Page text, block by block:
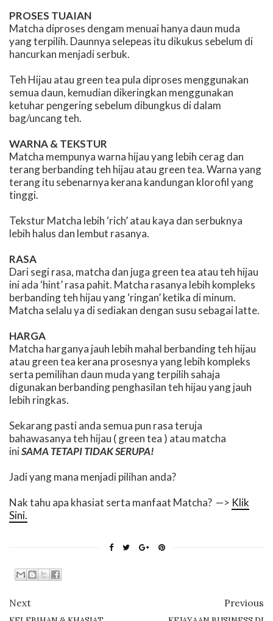
PROSES TUAIAN
Matcha diproses dengam menuai hanya daun muda
yang terpilih. Daunnya selepeas itu dikukus sebelum di
hancurkan menjadi serbuk.
Teh Hijau atau green tea pula diproses menggunakan
semua daun, kemudian dikeringkan menggunakan
ketuhar pengering sebelum dibungkus di dalam
bag/uncang teh.
WARNA & TEKSTUR
Matcha mempunya warna hijau yang lebih cerag dan
terang berbanding teh hijau atau green tea. Warna yang
terang itu sebenarnya kerana kandungan klorofil yang
tinggi.
Tekstur Matcha lebih ‘rich’ atau kaya dan serbuknya
lebih halus dan lembut rasanya.
RASA
Dari segi rasa, matcha dan juga green tea atau teh hijau
ini ada ‘hint’ rasa pahit. Matcha rasanya lebih kompleks
berbanding teh hijau yang ‘ringan’ ketika di minum.
Matcha selalu ya di sediakan dengan susu sebagai latte.
HARGA
Matcha harganya jauh lebih mahal berbanding teh hijau
atau green tea kerana prosesnya yang lebih kompleks
serta pemilihan daun muda yang terpilih sahaja
digunakan berbanding penghasilan teh hijau yang jauh
lebih ringkas.
Sekarang pasti anda semua pun rasa teruja
bahawasanya teh hijau ( green tea ) atau matcha
iniSAMA TETAPI TIDAK SERUPA!
Jadi yang mana menjadi pilihan anda?
Nak tahu apa khasiat serta manfaat Matcha? —> Klik
Sini.
Next Previous